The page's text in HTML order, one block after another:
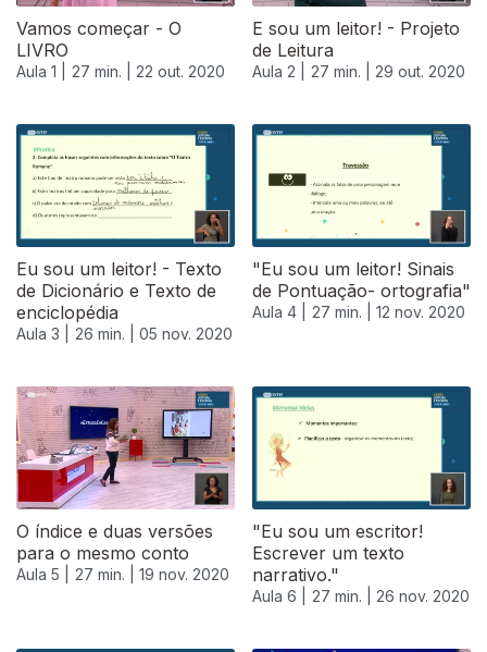
Vamos começar - O
LIVRO
Aula 1 | 27 min. | 22 out. 2020
E sou um leitor! - Projeto
de Leitura
Aula 2 | 27 min. | 29 out. 2020
Eu sou um leitor! - Texto
de Dicionário e Texto de
enciclopédia
Aula 3 | 26 min. | 05 nov. 2020
"Eu sou um leitor! Sinais
de Pontuação- ortografia"
Aula 4 | 27 min. | 12 nov. 2020
O índice e duas versões
para o mesmo conto
Aula 5 | 27 min. | 19 nov. 2020
"Eu sou um escritor!
Escrever um texto
narrativo."
Aula 6 | 27 min. | 26 nov. 2020